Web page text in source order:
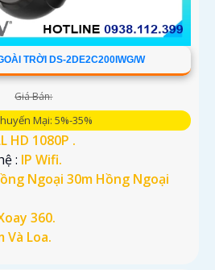
TRỜI DS-2DE2C200IWG/W
Giá Bán:
Mại: 5%-35%
HD 1080P .
: IP Wifi.
Ngoại 30m Hồng Ngoại
360.
Và Loa.